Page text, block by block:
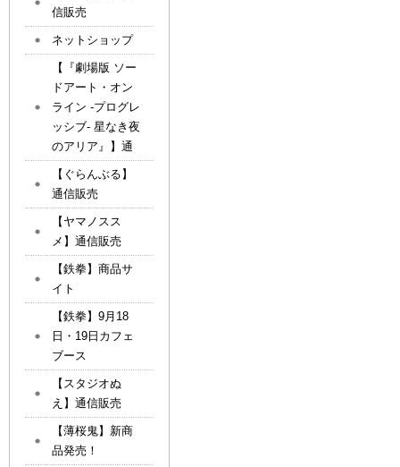
信販売
ネットショップ
【『劇場版 ソー
ドアート・オン
ライン -プログレ
ッシブ- 星なき夜
のアリア』】通
【ぐらんぶる】
通信販売
【ヤマノスス
メ】通信販売
【鉄拳】商品サ
イト
【鉄拳】9月18
日・19日カフェ
ブース
【スタジオぬ
え】通信販売
【薄桜鬼】新商
品発売！